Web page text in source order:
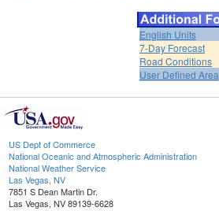
English Units
7-Day Forecast
Road Conditions
User Defined Area
US Dept of Commerce
National Oceanic and Atmospheric Administration
National Weather Service
Las Vegas, NV
7851 S Dean Martin Dr.
Las Vegas, NV 89139-6628